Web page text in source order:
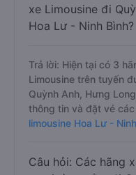
xe Limousine đi
Hoa Lư - Ninh Bình?
Trả lời: Hiện tại có 3
Limousine trên tuyến
Quỳnh Anh, Hưng
thông tin và đặt vé
limousine Hoa Lư -
Câu hỏi: Các hãng